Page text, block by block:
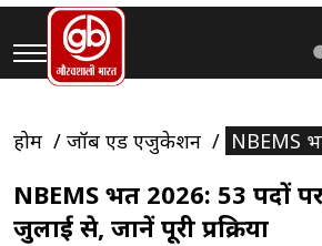
होम जॉब एंड एजुकेशन NBEMS
NBEMS भर्ती 2026: 53 पदों
जुलाई से, जानें पूरी प्रक्रिया